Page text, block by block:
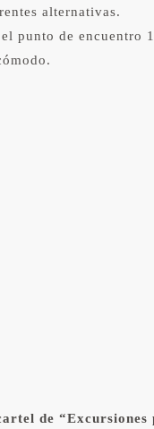
alternativas.
punto de encuentro
de “Excursiones